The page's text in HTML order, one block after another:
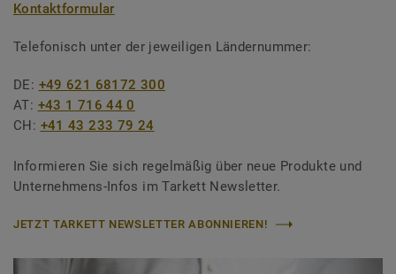
Kontaktformular
Telefonisch unter der jeweiligen Ländernummer:
DE: +49 621 68172 300
AT: +43 1 716 44 0
CH: +41 43 233 79 24
Informieren Sie sich regelmäßig über neue Produkte und
Unternehmens-Infos im Tarkett Newsletter.
JETZT TARKETT NEWSLETTER ABONNIEREN!